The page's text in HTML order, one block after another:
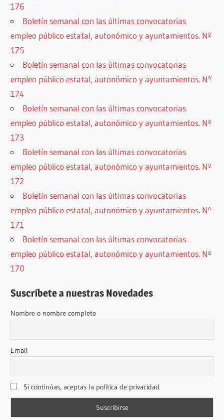
176
Boletín semanal con las últimas convocatorias
empleo público estatal, autonómico y ayuntamientos. Nº
175
Boletín semanal con las últimas convocatorias
empleo público estatal, autonómico y ayuntamientos. Nº
174
Boletín semanal con las últimas convocatorias
empleo público estatal, autonómico y ayuntamientos. Nº
173
Boletín semanal con las últimas convocatorias
empleo público estatal, autonómico y ayuntamientos. Nº
172
Boletín semanal con las últimas convocatorias
empleo público estatal, autonómico y ayuntamientos. Nº
171
Boletín semanal con las últimas convocatorias
empleo público estatal, autonómico y ayuntamientos. Nº
170
Suscríbete a nuestras Novedades
Nombre o nombre completo
Email
Si continúas, aceptas la política de privacidad